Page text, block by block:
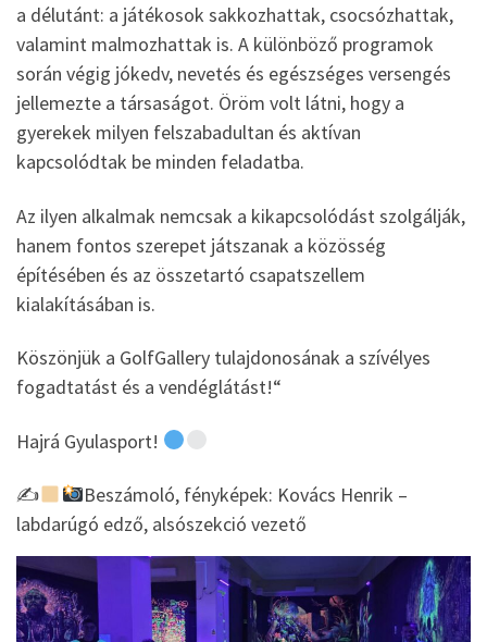
a délutánt: a játékosok sakkozhattak, csocsózhattak,
valamint malmozhattak is. A különböző programok
során végig jókedv, nevetés és egészséges versengés
jellemezte a társaságot. Öröm volt látni, hogy a
gyerekek milyen felszabadultan és aktívan
kapcsolódtak be minden feladatba.
Az ilyen alkalmak nemcsak a kikapcsolódást szolgálják,
hanem fontos szerepet játszanak a közösség
építésében és az összetartó csapatszellem
kialakításában is.
Köszönjük a GolfGallery tulajdonosának a szívélyes
fogadtatást és a vendéglátást!“
Hajrá Gyulasport!
✍
Beszámoló, fényképek: Kovács Henrik –
labdarúgó edző, alsószekció vezető